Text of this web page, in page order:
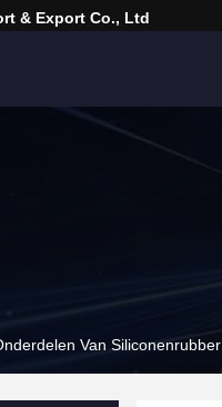
& Export Co., Ltd
Van Siliconenrubber